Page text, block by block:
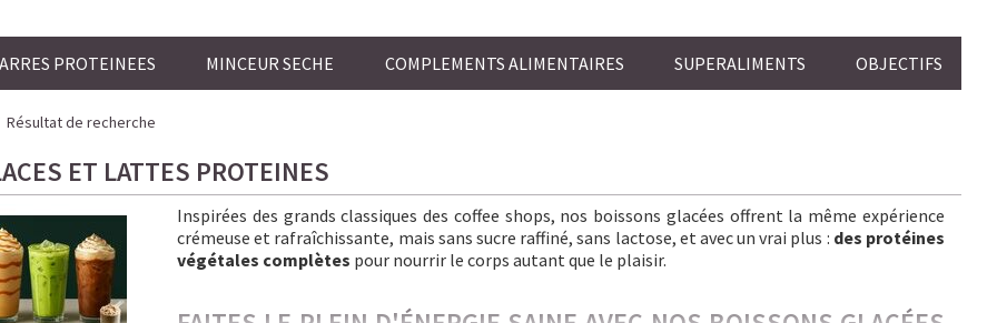
PROTEINEES MINCEUR SECHE COMPLEMENTS ALIMENTAIRES SUPERALIMENTS OBJECTIFS
Résultat de recherche
ET LATTES PROTEINES
Inspirées des grands classiques des coffee shops, nos boissons glacées offrent la même expérience
crémeuse et rafraîchissante, mais sans sucre raffiné, sans lactose, et avec un vrai plus : des protéines
végétales complètes pour nourrir le corps autant que le plaisir.